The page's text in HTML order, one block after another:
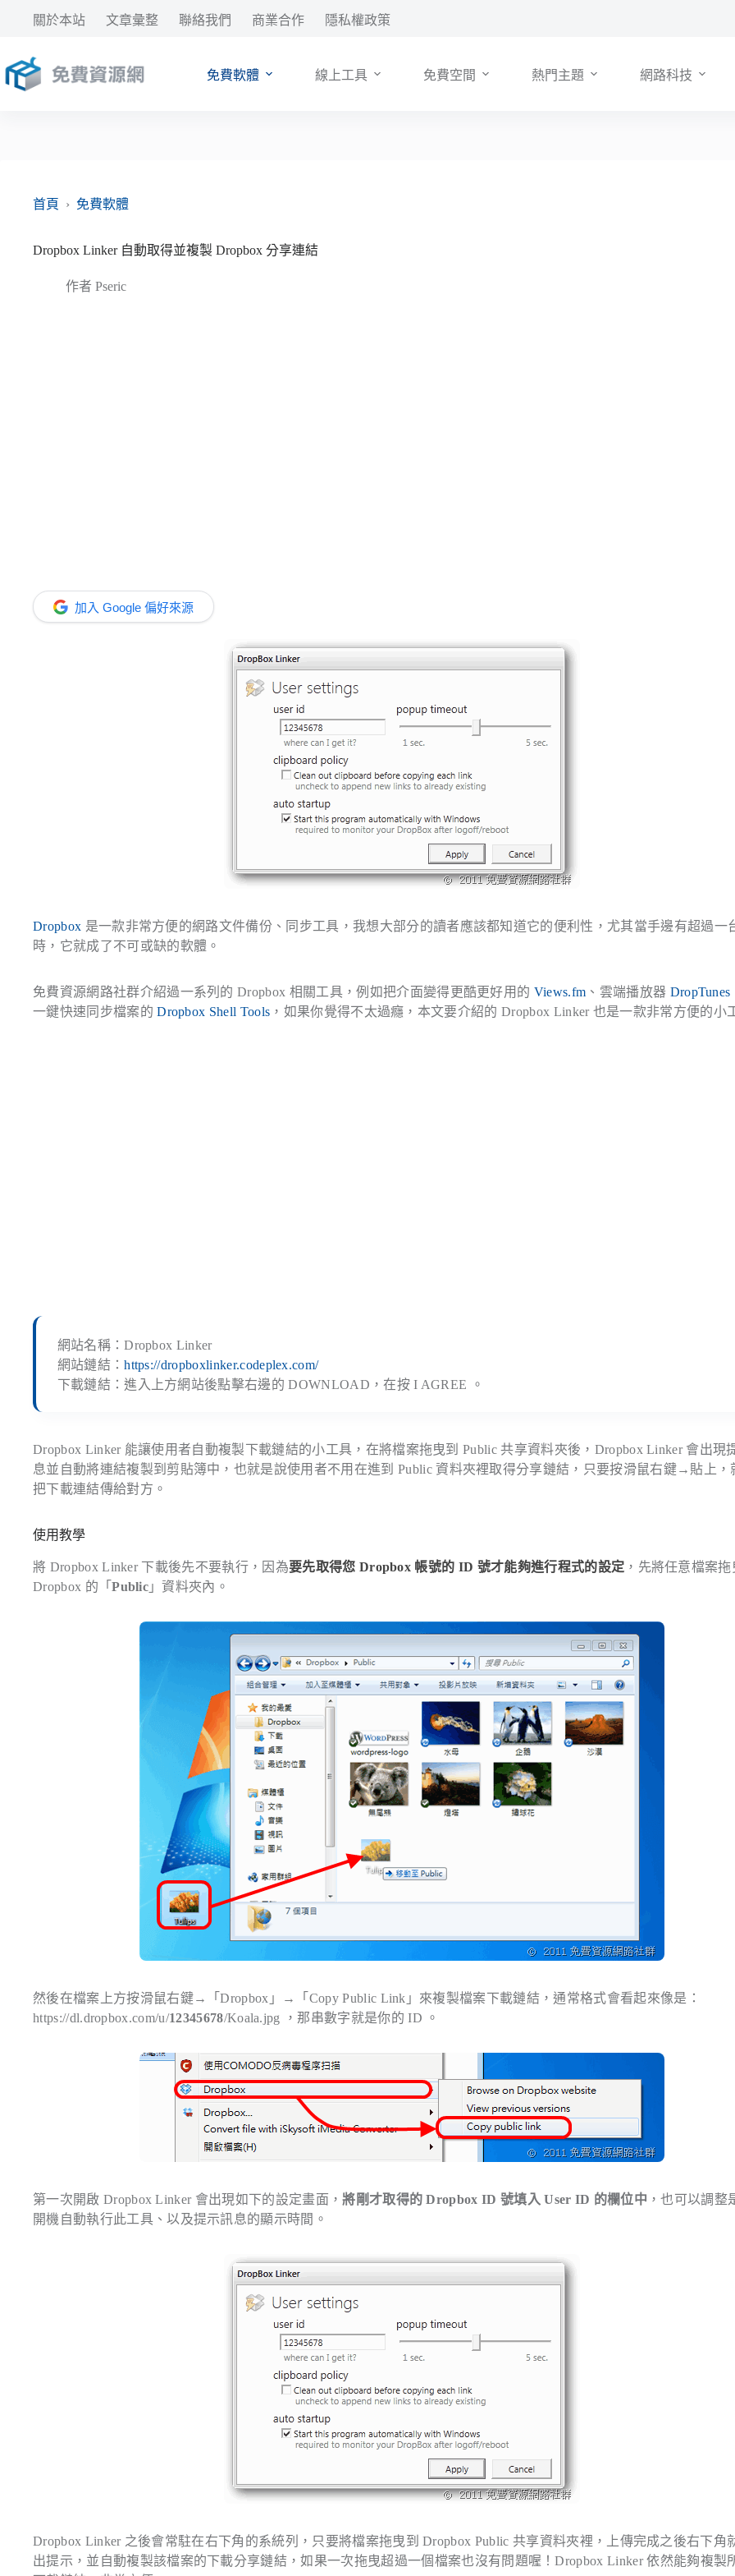
要
內
關於本站 文章彙整 聯絡我們 商業合作 隱私權政策
免費軟體 線上工具 免費空間 熱門主題 網路科技
首頁 › 免費軟體
Dropbox Linker 自動取得並複製 Dropbox 分享連結
作者 Pseric
加入 Google 偏好來源
Dropbox 是一款非常方便的網路文件備份、同步工具，我想大部分的讀者應該都知道它的便利性，尤其當手邊有超過一
時，它就成了不可或缺的軟體。
免費資源網路社群介紹過一系列的 Dropbox 相關工具，例如把介面變得更酷更好用的 Views.fm 、雲端播放器 DropTunes
一鍵快速同步檔案的Dropbox Shell Tools ，如果你覺得不太過癮，本文要介紹的 Dropbox Linker 也是一款非常方便的小
網站名稱：Dropbox Linker
網站鏈結：https://dropboxlinker.codeplex.com/
下載鏈結：進入上方網站後點擊右邊的 DOWNLOAD，在按 I AGREE 。
Dropbox Linker 能讓使用者自動複製下載鏈結的小工具，在將檔案拖曳到 Public 共享資料夾後，Dropbox Linker 會出現
息並自動將連結複製到剪貼簿中，也就是說使用者不用在進到 Public 資料夾裡取得分享鏈結，只要按滑鼠右鍵→貼上，
把下載連結傳給對方。
使用教學
將 Dropbox Linker 下載後先不要執行，因為要先取得您 Dropbox 帳號的 ID 號才能夠進行程式的設定 ，先將任意檔案
Dropbox 的「Public 」資料夾內。
然後在檔案上方按滑鼠右鍵→「Dropbox」→「Copy Public Link」來複製檔案下載鏈結，通常格式會看起來像是：
https://dl.dropbox.com/u/12345678/Koala.jpg ，那串數字就是你的 ID 。
第一次開啟 Dropbox Linker 會出現如下的設定畫面，將剛才取得的 Dropbox ID 號填入 User ID 的欄位中 ，也可以調整
開機自動執行此工具、以及提示訊息的顯示時間。
Dropbox Linker 之後會常駐在右下角的系統列，只要將檔案拖曳到 Dropbox Public 共享資料夾裡，上傳完成之後右下角
出提示，並自動複製該檔案的下載分享鏈結，如果一次拖曳超過一個檔案也沒有問題喔！Dropbox Linker 依然能夠複製